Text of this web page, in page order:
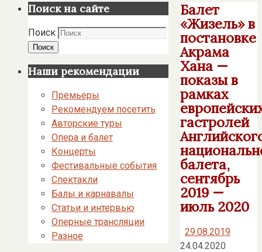
Балет
«Жизель» в
постановке
Акрама
Хана —
показы в
рамках
гастролей
балета,
сентябрь
2019 —
июль 2020
29.08.2019
24.04.2020
Поиск на сайте
Поиск
Поиск
Наши рекомендации
Премьеры
Рекомендуем посетить
Авторские туры
Опера и балет
Концерты
Фестивальные события
Спектакли
Балы и карнавалы
Статьи и интервью
Оперные трансляции
Разное